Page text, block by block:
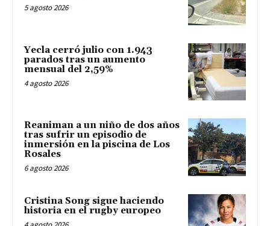
5 agosto 2026
Yecla cerró julio con 1.943
parados tras un aumento
mensual del 2,59%
4 agosto 2026
Reaniman a un niño de dos años
tras sufrir un episodio de
inmersión en la piscina de Los
Rosales
6 agosto 2026
Cristina Song sigue haciendo
historia en el rugby europeo